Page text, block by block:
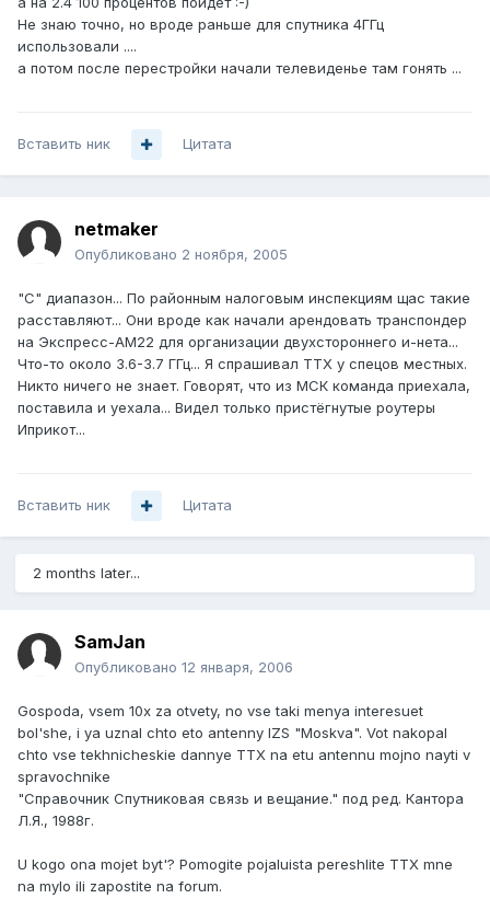
Не знаю точно, но вроде раньше для спутника 4ГГц
использовали ....
а потом после перестройки начали телевиденье там гонять ...
Вставить ник Цитата
netmaker
Опубликовано 2 ноября, 2005
"С" диапазон... По районным налоговым инспекциям щас такие
расставляют... Они вроде как начали арендовать транспондер
на Экспресс-АМ22 для организации двухстороннего и-нета...
Что-то около 3.6-3.7 ГГц... Я спрашивал ТТХ у спецов местных.
Никто ничего не знает. Говорят, что из МСК команда приехала,
поставила и уехала... Видел только пристёгнутые роутеры
Иприкот...
Вставить ник Цитата
2 months later...
SamJan
Опубликовано 12 января, 2006
Gospoda, vsem 10x za otvety, no vse taki menya interesuet
bol'she, i ya uznal chto eto antenny IZS "Moskva". Vot nakopal
chto vse tekhnicheskie dannye TTX na etu antennu mojno nayti v
spravochnike
"Справочник Спутниковая связь и вещание." под ред. Кантора
Л.Я., 1988г.
U kogo ona mojet byt'? Pomogite pojaluista pereshlite TTX mne
na mylo ili zapostite na forum.